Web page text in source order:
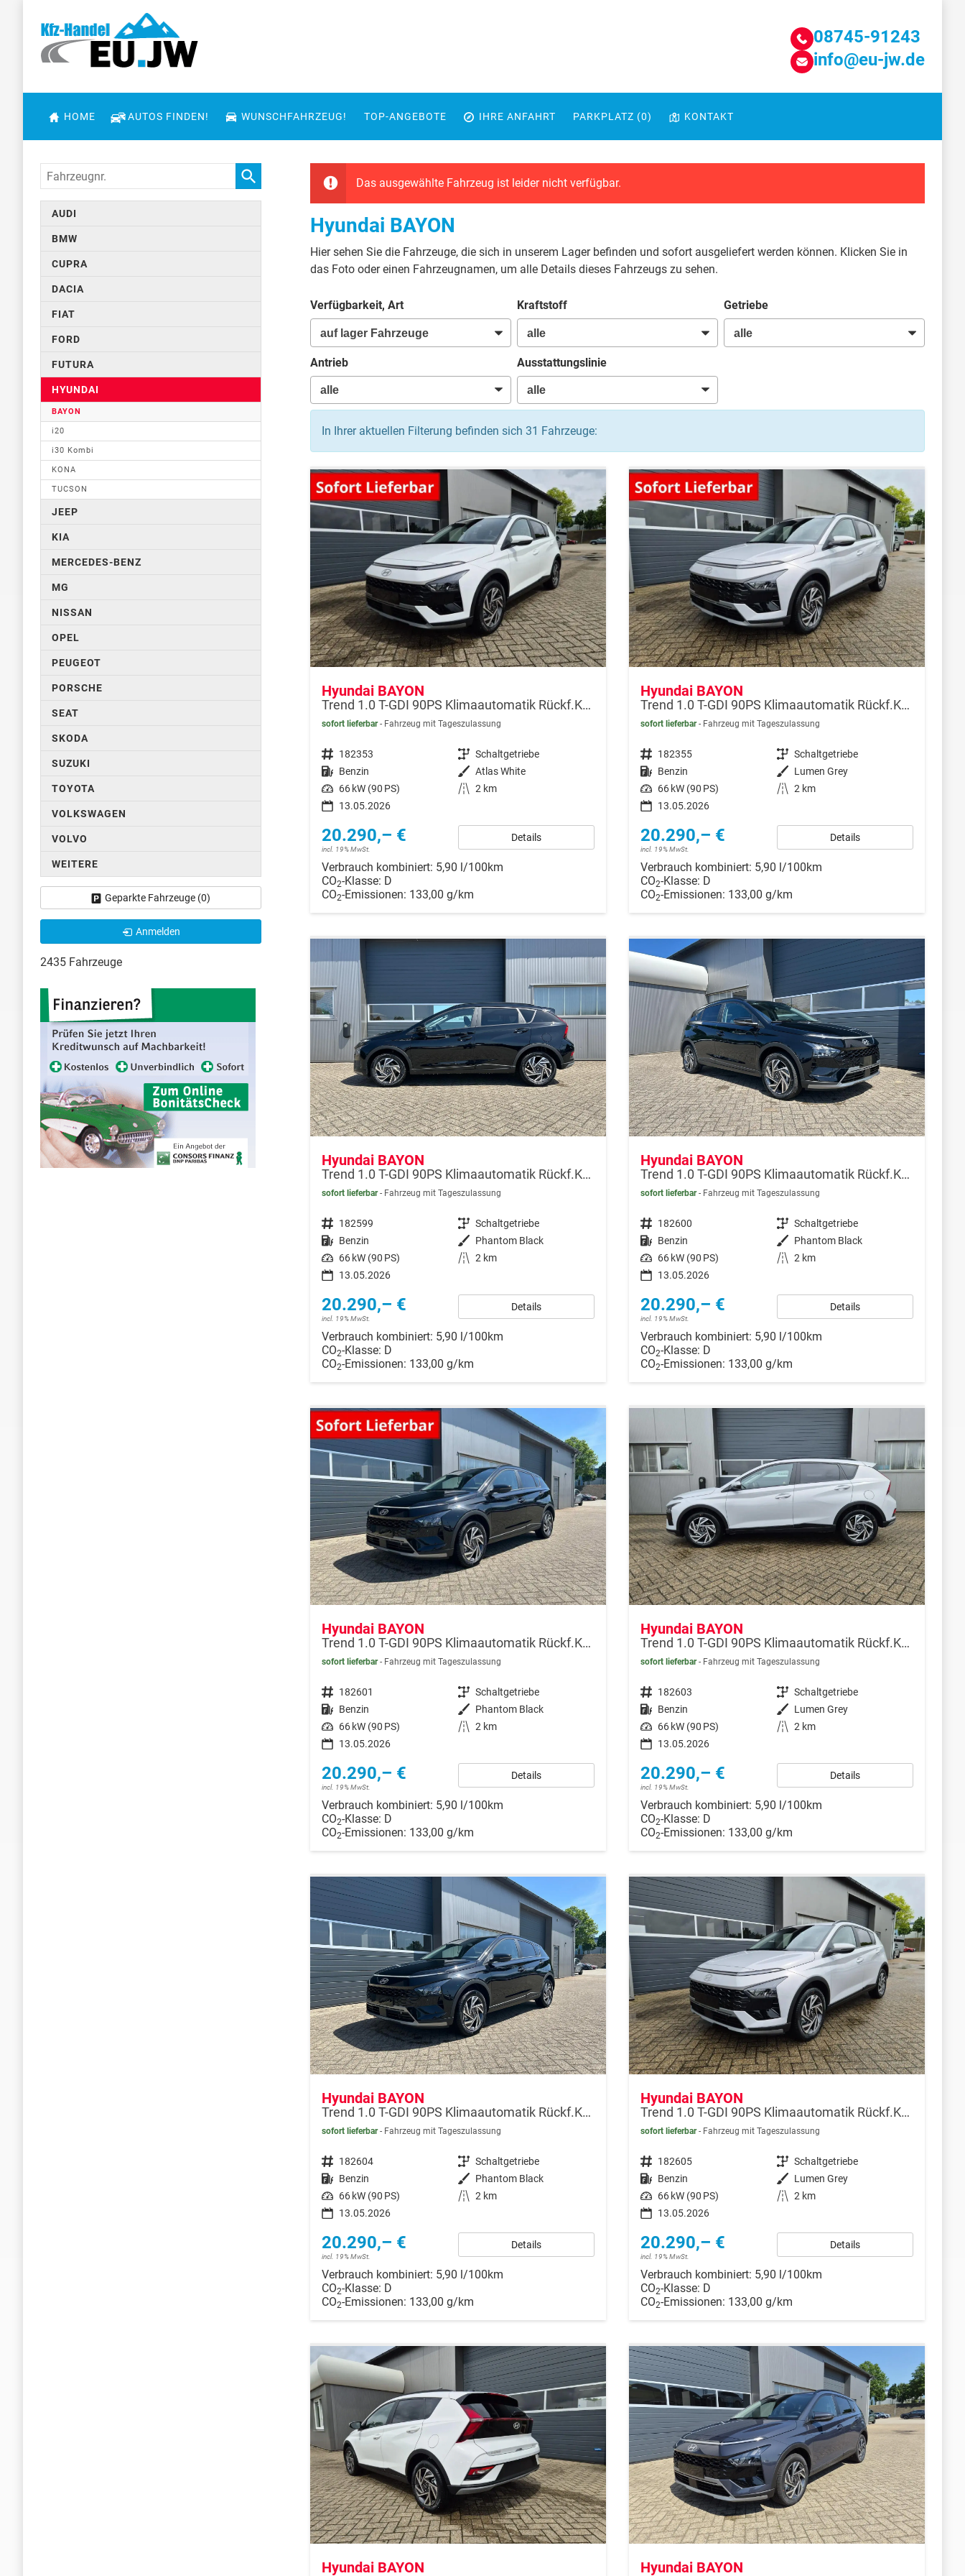
08745-91243
info@eu-jw.de
HOME AUTOS FINDEN! WUNSCHFAHRZEUG! TOP-ANGEBOTE IHRE ANFAHRT PARKPLATZ (0) KONTAKT
Das ausgewählte Fahrzeug ist leider nicht verfügbar.
Hyundai BAYON
Hier sehen Sie die Fahrzeuge, die sich in unserem Lager befinden und sofort ausgeliefert werden können. Klicken Sie in
das Foto oder einen Fahrzeugnamen, um alle Details dieses Fahrzeugs zu sehen.
Verfügbarkeit, Art Kraftstoff Getriebe
Antrieb Ausstattungslinie
In Ihrer aktuellen Filterung befinden sich 31 Fahrzeuge:
Hyundai BAYON
Trend 1.0 T-GDI 90PS Klimaautomatik Rückf.Kamera Parksensoren Sitzheizung Lenkradheizung Bluetooth Touchscreen Tempomat Apple CarPlay + Android Auto 16"LM
sofort lieferbar Fahrzeug mit Tageszulassung
Fahrzeugnr. 182353 Getriebe Schaltgetriebe
Kraftstoff Benzin Außenfarbe Atlas White
Leistung 66 kW (90 PS) Kilometerstand 2 km
13.05.2026
20.290,– €
incl. 19% MwSt.
Details
Verbrauch kombiniert: 5,90 l/100km
CO2-Klasse: D
CO2-Emissionen: 133,00 g/km
Hyundai BAYON
Trend 1.0 T-GDI 90PS Klimaautomatik Rückf.Kamera Parksensoren Sitzheizung Lenkradheizung Bluetooth Touchscreen Tempomat Apple CarPlay + Android Auto 16"LM
sofort lieferbar Fahrzeug mit Tageszulassung
Fahrzeugnr. 182355 Getriebe Schaltgetriebe
Kraftstoff Benzin Außenfarbe Lumen Grey
Leistung 66 kW (90 PS) Kilometerstand 2 km
13.05.2026
20.290,– €
incl. 19% MwSt.
Details
Verbrauch kombiniert: 5,90 l/100km
CO2-Klasse: D
CO2-Emissionen: 133,00 g/km
Hyundai BAYON
Trend 1.0 T-GDI 90PS Klimaautomatik Rückf.Kamera Parksensoren Sitzheizung Lenkradheizung Bluetooth Touchscreen Tempomat Apple CarPlay + Android Auto 16"LM
sofort lieferbar Fahrzeug mit Tageszulassung
Fahrzeugnr. 182599 Getriebe Schaltgetriebe
Kraftstoff Benzin Außenfarbe Phantom Black
Leistung 66 kW (90 PS) Kilometerstand 2 km
13.05.2026
20.290,– €
incl. 19% MwSt.
Details
Verbrauch kombiniert: 5,90 l/100km
CO2-Klasse: D
CO2-Emissionen: 133,00 g/km
Hyundai BAYON
Trend 1.0 T-GDI 90PS Klimaautomatik Rückf.Kamera Parksensoren Sitzheizung Lenkradheizung Bluetooth Touchscreen Tempomat Apple CarPlay + Android Auto 16"LM
sofort lieferbar Fahrzeug mit Tageszulassung
Fahrzeugnr. 182600 Getriebe Schaltgetriebe
Kraftstoff Benzin Außenfarbe Phantom Black
Leistung 66 kW (90 PS) Kilometerstand 2 km
13.05.2026
20.290,– €
incl. 19% MwSt.
Details
Verbrauch kombiniert: 5,90 l/100km
CO2-Klasse: D
CO2-Emissionen: 133,00 g/km
Hyundai BAYON
Trend 1.0 T-GDI 90PS Klimaautomatik Rückf.Kamera Parksensoren Sitzheizung Lenkradheizung Bluetooth Touchscreen Tempomat Apple CarPlay + Android Auto 16"LM
sofort lieferbar Fahrzeug mit Tageszulassung
Fahrzeugnr. 182601 Getriebe Schaltgetriebe
Kraftstoff Benzin Außenfarbe Phantom Black
Leistung 66 kW (90 PS) Kilometerstand 2 km
13.05.2026
20.290,– €
incl. 19% MwSt.
Details
Verbrauch kombiniert: 5,90 l/100km
CO2-Klasse: D
CO2-Emissionen: 133,00 g/km
Hyundai BAYON
Trend 1.0 T-GDI 90PS Klimaautomatik Rückf.Kamera Parksensoren Sitzheizung Lenkradheizung Bluetooth Touchscreen Tempomat Apple CarPlay + Android Auto 16"LM
sofort lieferbar Fahrzeug mit Tageszulassung
Fahrzeugnr. 182603 Getriebe Schaltgetriebe
Kraftstoff Benzin Außenfarbe Lumen Grey
Leistung 66 kW (90 PS) Kilometerstand 2 km
13.05.2026
20.290,– €
incl. 19% MwSt.
Details
Verbrauch kombiniert: 5,90 l/100km
CO2-Klasse: D
CO2-Emissionen: 133,00 g/km
Hyundai BAYON
Trend 1.0 T-GDI 90PS Klimaautomatik Rückf.Kamera Parksensoren Sitzheizung Lenkradheizung Bluetooth Touchscreen Tempomat Apple CarPlay + Android Auto 16"LM
sofort lieferbar Fahrzeug mit Tageszulassung
Fahrzeugnr. 182604 Getriebe Schaltgetriebe
Kraftstoff Benzin Außenfarbe Phantom Black
Leistung 66 kW (90 PS) Kilometerstand 2 km
13.05.2026
20.290,– €
incl. 19% MwSt.
Details
Verbrauch kombiniert: 5,90 l/100km
CO2-Klasse: D
CO2-Emissionen: 133,00 g/km
Hyundai BAYON
Trend 1.0 T-GDI 90PS Klimaautomatik Rückf.Kamera Parksensoren Sitzheizung Lenkradheizung Bluetooth Touchscreen Tempomat Apple CarPlay + Android Auto 16"LM
sofort lieferbar Fahrzeug mit Tageszulassung
Fahrzeugnr. 182605 Getriebe Schaltgetriebe
Kraftstoff Benzin Außenfarbe Lumen Grey
Leistung 66 kW (90 PS) Kilometerstand 2 km
13.05.2026
20.290,– €
incl. 19% MwSt.
Details
Verbrauch kombiniert: 5,90 l/100km
CO2-Klasse: D
CO2-Emissionen: 133,00 g/km
Hyundai BAYON Hyundai BAYON
Fahrzeugnr.
AUDI
BMW
CUPRA
DACIA
FIAT
FORD
FUTURA
HYUNDAI
BAYON
i20
i30 Kombi
KONA
TUCSON
JEEP
KIA
MERCEDES-BENZ
MG
NISSAN
OPEL
PEUGEOT
PORSCHE
SEAT
SKODA
SUZUKI
TOYOTA
VOLKSWAGEN
VOLVO
WEITERE
Geparkte Fahrzeuge (0)
Anmelden
2435 Fahrzeuge